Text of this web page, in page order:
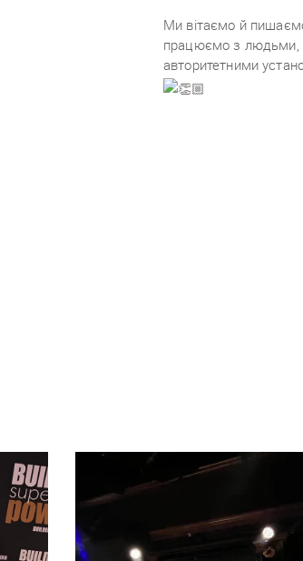
Ми вітаємо й
працюємо з людьми,
авторитетними